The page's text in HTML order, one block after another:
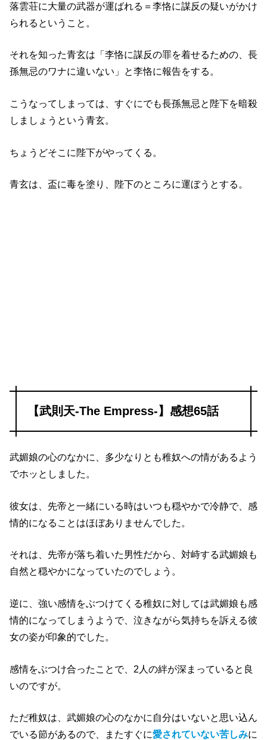
落雲荘に大量の武器が運ばれる＝李恪に謀反の疑いがかけ
られるということ。
それを知った青玄は「李恪に謀反の罪を着せるための、長
孫無忌のワナに違いない」と李恪に報告をする。
こうなってしまっては、すぐにでも長孫無忌と陛下を暗殺
しましょうという青玄。
ちょうどそこに陛下がやってくる。
青玄は、盃に毒を塗り、陛下のところに運ぼうとする。
【武則天-The Empress-】感想65話
武媚娘の心のなかに、多少なりとも稚奴への情があるよう
でホッとしました。
彼女は、先帝と一緒にいる時はいつも穏やかで冷静で、感
情的になることはほぼありませんでした。
それは、先帝が落ち着いた男性だから、対峙する武媚娘も
自然と穏やかになっていたのでしょう。
逆に、強い感情をぶつけてくる稚奴に対しては武媚娘も感
情的になってしまうようで、泣きながら気持ちを訴える彼
女の姿が印象的でした。
感情をぶつけ合ったことで、2人の絆が深まっていると良
いのですが。
ただ稚奴は、武媚娘の心のなかに自分はいないと思い込ん
でいる節があるので、またすぐに愛されていない苦しみに